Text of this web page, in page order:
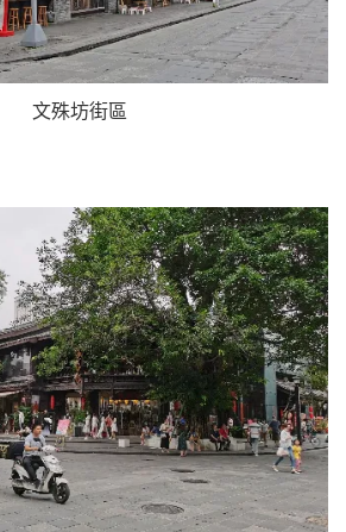
文殊坊街區